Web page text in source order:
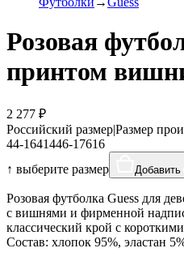
Розовая
принтом
2 277 ₽
Российский размер|Размер
44-1641446-17616
↑ выберите размер
Добавить
Розовая футболка Guess для
с вишнями и фирменной
классический крой с
Состав: хлопок 95%, эластан